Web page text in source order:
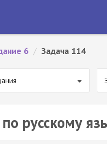
6 / Задача 114
русскому